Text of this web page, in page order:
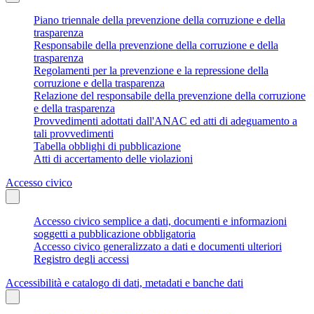
Piano triennale della prevenzione della corruzione e della
trasparenza
Responsabile della prevenzione della corruzione e della
trasparenza
Regolamenti per la prevenzione e la repressione della
corruzione e della trasparenza
Relazione del responsabile della prevenzione della corruzione
e della trasparenza
Provvedimenti adottati dall'ANAC ed atti di adeguamento a
tali provvedimenti
Tabella obblighi di pubblicazione
Atti di accertamento delle violazioni
Accesso civico
Accesso civico semplice a dati, documenti e informazioni
soggetti a pubblicazione obbligatoria
Accesso civico generalizzato a dati e documenti ulteriori
Registro degli accessi
Accessibilità e catalogo di dati, metadati e banche dati